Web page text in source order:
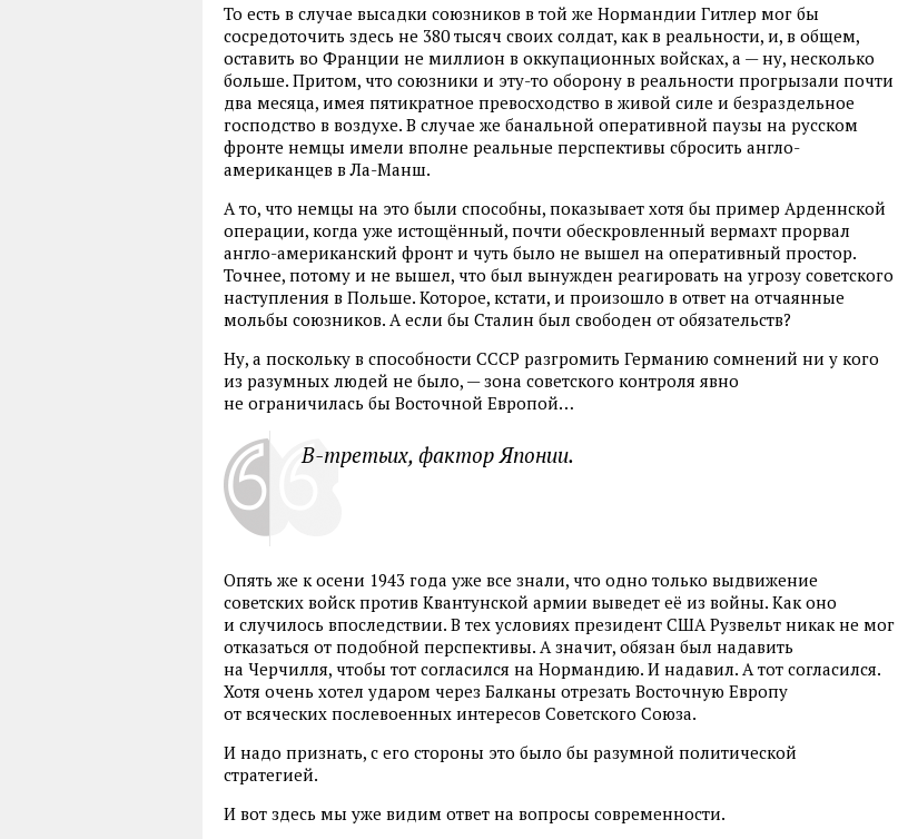
То есть в случае высадки союзников в той же Нормандии Гитлер мог бы
сосредоточить здесь не 380 тысяч своих солдат, как в реальности, и, в общем,
оставить во Франции не миллион в оккупационных войсках, а — ну, несколько
больше. Притом, что союзники и эту-то оборону в реальности прогрызали почти
два месяца, имея пятикратное превосходство в живой силе и безраздельное
господство в воздухе. В случае же банальной оперативной паузы на русском
фронте немцы имели вполне реальные перспективы сбросить англо-
американцев в Ла-Манш.
А то, что немцы на это были способны, показывает хотя бы пример Арденнской
операции, когда уже истощённый, почти обескровленный вермахт прорвал
англо-американский фронт и чуть было не вышел на оперативный простор.
Точнее, потому и не вышел, что был вынужден реагировать на угрозу советского
наступления в Польше. Которое, кстати, и произошло в ответ на отчаянные
мольбы союзников. А если бы Сталин был свободен от обязательств?
Ну, а поскольку в способности СССР разгромить Германию сомнений ни у кого
из разумных людей не было, — зона советского контроля явно
не ограничилась бы Восточной Европой…
В-третьих, фактор Японии.
Опять же к осени 1943 года уже все знали, что одно только выдвижение
советских войск против Квантунской армии выведет её из войны. Как оно
и случилось впоследствии. В тех условиях президент США Рузвельт никак не мог
отказаться от подобной перспективы. А значит, обязан был надавить
на Черчилля, чтобы тот согласился на Нормандию. И надавил. А тот согласился.
Хотя очень хотел ударом через Балканы отрезать Восточную Европу
от всяческих послевоенных интересов Советского Союза.
И надо признать, с его стороны это было бы разумной политической
стратегией.
И вот здесь мы уже видим ответ на вопросы современности.